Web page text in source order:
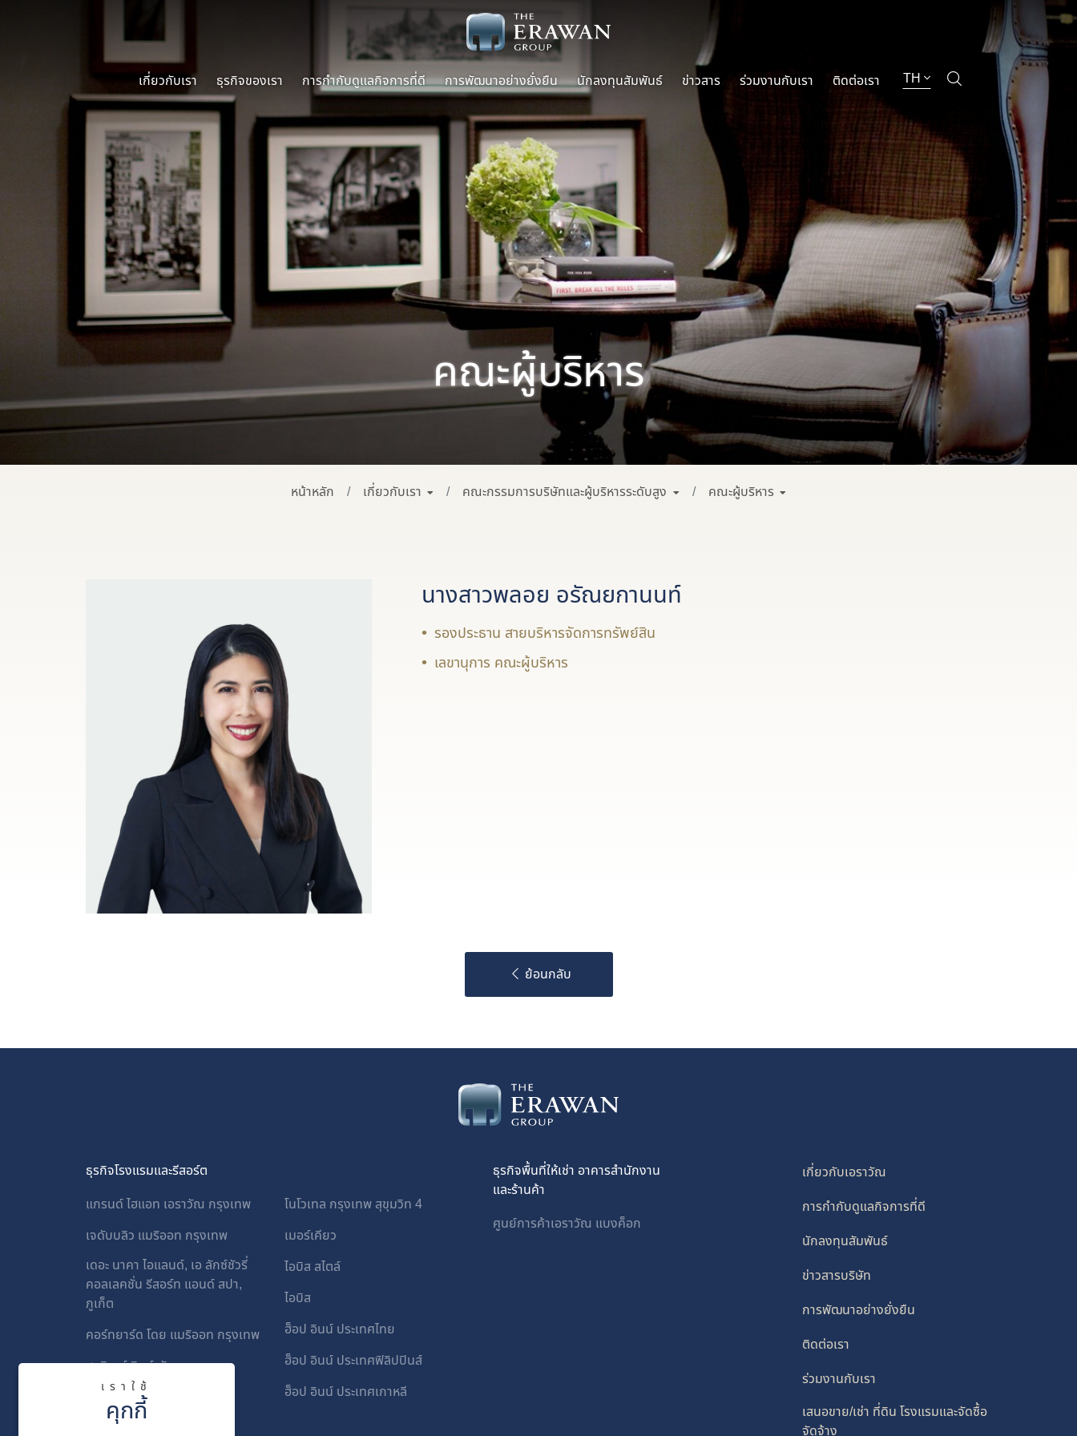
เราใช้
คุกกี้
เกี่ยวกับเรา ธุรกิจของเรา การกำกับดูแลกิจการที่ดี การพัฒนาอย่างยั่งยืน นักลงทุนสัมพันธ์ ข่าวสาร ร่วมงานกับเรา ติดต่อเรา TH
คณะผู้บริหาร
หน้าหลัก เกี่ยวกับเรา คณะกรรมการบริษัทและผู้บริหารระดับสูง คณะผู้บริหาร
นางสาวพลอย อรัณยกานนท์
รองประธาน สายบริหารจัดการทรัพย์สิน
เลขานุการ คณะผู้บริหาร
ย้อนกลับ
ธุรกิจโรงแรมและรีสอร์ต
แกรนด์ ไฮแอท เอราวัณ กรุงเทพ
เจดับบลิว แมริออท กรุงเทพ
เดอะ นาคา ไอแลนด์, เอ ลักซ์ชัวรี่
คอลเลคชั่น รีสอร์ท แอนด์ สปา,
ภูเก็ต
คอร์ทยาร์ด โดย แมริออท กรุงเทพ
ฮอลิเดย์ อินน์ พัทยา
ฮอลิเดย์ อินน์ เซบู ซิตี้
โนโวเทล กรุงเทพ สุขุมวิท 4
เมอร์เคียว
ไอบิส สไตล์
ไอบิส
ฮ็อป อินน์ ประเทศไทย
ฮ็อป อินน์ ประเทศฟิลิปปินส์
ฮ็อป อินน์ ประเทศเกาหลี
ธุรกิจพื้นที่ให้เช่า อาคารสำนักงาน
และร้านค้า
ศูนย์การค้าเอราวัณ แบงค็อก
เกี่ยวกับเอราวัณ
การกำกับดูแลกิจการที่ดี
นักลงทุนสัมพันธ์
ข่าวสารบริษัท
การพัฒนาอย่างยั่งยืน
ติดต่อเรา
ร่วมงานกับเรา
เสนอขาย/เช่า ที่ดิน โรงแรมและจัดซื้อ
จัดจ้าง